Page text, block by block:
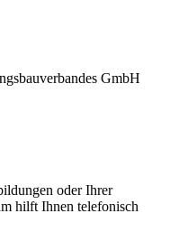
GmbH
oder Ihrer
hilft Ihnen telefonisch